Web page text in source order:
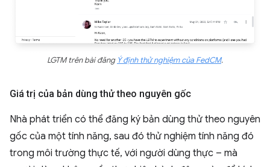
LGTM trên bài đăng Ý định thử nghiệm của FedCM.
Giá trị của bản dùng thử theo nguyên gốc
Nhà phát triển có thể đăng ký bản dùng thử theo nguyên
gốc của một tính năng, sau đó thử nghiệm tính năng đó
trong môi trường thực tế, với người dùng thực – mà